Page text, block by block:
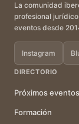
La comunidad
profesional
eventos desde
Instagram
DIRECTORIO
Próximos eventos
Formación